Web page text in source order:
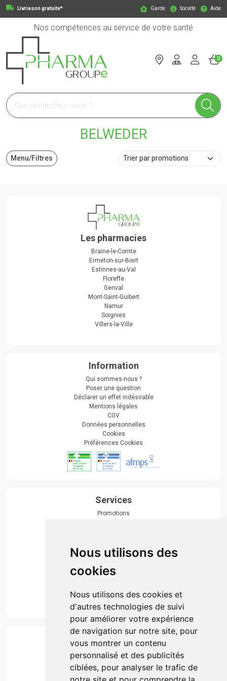
Nous utilisons des
cookies
Nous utilisons des cookies et
d'autres technologies de suivi
pour améliorer votre expérience
de navigation sur notre site, pour
vous montrer un contenu
personnalisé et des publicités
ciblées, pour analyser le trafic de
Livriason gratuite* Garde Société Aide
Nos compétences au service de votre santé
Pharmagroupe Votre pharmacie en ligne à votre service
0
BELWEDER
Menu/Filtres
Les pharmacies
Braine-le-Comte
Ermeton-sur-Biert
Estinnes-au-Val
Floreffe
Genval
Mont-Saint-Guibert
Namur
Soignies
Villers-la-Ville
Information
Qui sommes-nous ?
Poser une question
Déclarer un effet indésirable
Mentions légales
CGV
Données personnelles
Cookies
Préférences Cookies
Services
Promotions
Actualités & conseils
Événements
Marques
Suivez-nous
Paiement
Simple, rapide et 100% sécurisé